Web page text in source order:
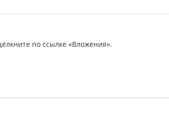
по ссылке «Вложения».